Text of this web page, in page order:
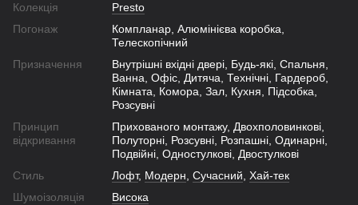
Колекція
Presto
Погонаж
Компланар, Алюмінієва коробка,
Телескопічний
Призначення
Внутрішні вхідні двері, Будь-які, Спальня,
Ванна, Офіс, Дитяча, Технічні, Гардероб,
Кімната, Комора, Зал, Кухня, Підсобка,
Розсувні
Принцип
відкривання
Прихованого монтажу, Двохполовинкові,
Полуторні, Розсувні, Розпашні, Одинарні,
Подвійні, Одностулкові, Двостулкові
Стиль
Лофт, Модерн Сучасний Хай-тек
Шумоізоляція
Висока